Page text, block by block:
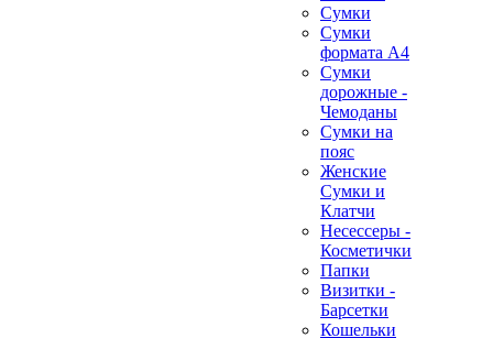
Сумки
Сумки
формата А4
Сумки
дорожные -
Чемоданы
Сумки на
пояс
Женские
Сумки и
Клатчи
Несессеры -
Косметички
Папки
Визитки -
Барсетки
Кошельки